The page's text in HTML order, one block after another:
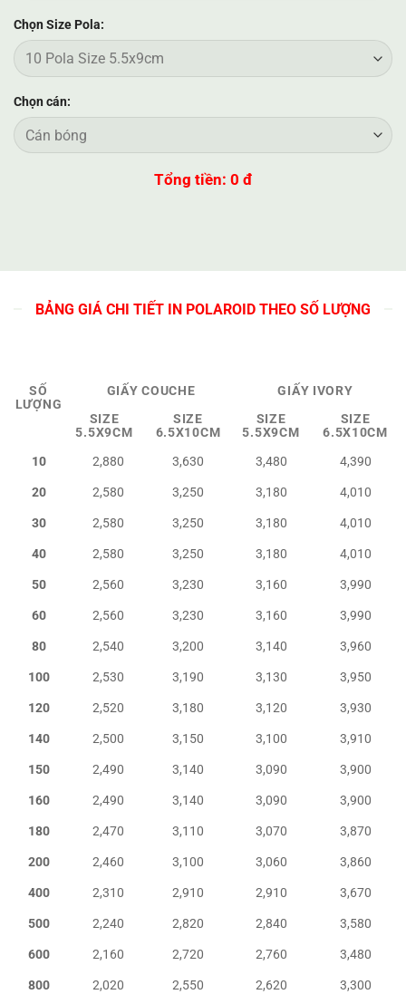
Chọn Size Pola:
Chọn cán:
Tổng tiền: 0 đ
BẢNG GIÁ CHI TIẾT IN POLAROID THEO SỐ LƯỢNG
SỐ
LƯỢNG
GIẤY COUCHE
GIẤY IVORY
SIZE
5.5X9CM
SIZE
6.5X10CM
SIZE
5.5X9CM
SIZE
6.5X10CM
10
2,880 3,630 3,480
4,390
20
2,580 3,250 3,180
4,010
30
2,580 3,250 3,180
4,010
40
2,580 3,250 3,180
4,010
50
2,560 3,230 3,160
3,990
60
2,560 3,230 3,160
3,990
80
2,540 3,200 3,140
3,960
100
2,530 3,190 3,130
3,950
120
2,520 3,180 3,120
3,930
140
2,500 3,150 3,100
3,910
150
2,490 3,140 3,090
3,900
160
2,490 3,140 3,090
3,900
180
2,470 3,110 3,070
3,870
200
2,460 3,100 3,060
3,860
400
2,310 2,910 2,910
3,670
500
2,240 2,820 2,840
3,580
600
2,160 2,720 2,760
3,480
800
2,020 2,550 2,620
3,300